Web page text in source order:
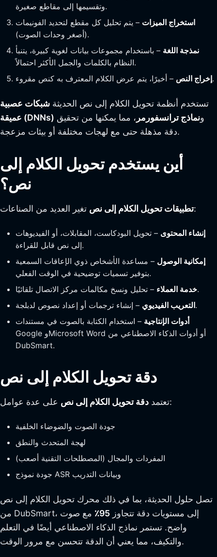
وتقسيمها إلى مقاطع صغيرة.
استخراج الميزات – يتم تحليل كل مقطع لتحديد الفونيمات
(أصغر وحدات الصوت).
نمذجة اللغة – باستخدام مجموعات بيانات لغوية كبيرة، يتنبأ
النظام بالكلمات والجمل الأكثر احتمالاً.
إخراج النص– أخيرًا، يتم عرض الكلام المعترف به كنص مقروء.
تستخدم أنظمة تحويل الكلام إلى نص الحديثة شبكات عصبية
عميقة (DNNs)
ونماذج ترانسفورمر ، مما يمكنها من تحقيق
دقة مذهلة حتى مع لهجات مختلفة أو بيئات مزعجة.
أين يستخدم تحويل الكلام إلى
نص؟
تطبيقات تحويل الكلام إلى نصتغير العديد من الصناعات:
إنشاء المحتوى – تحويل البودكاست، المقابلات، أو الفيديوهات
إلى نص قابل للقراءة.
إمكانية الوصول – مساعدة الأشخاص ذوي الإعاقات السمعية
بتوفير تسميات توضيحية في الوقت الفعلي.
خدمة العملاء– تحليل ونسخ مكالمات مركز الاتصال تلقائيًا.
التعريب الفيديوي– إنشاء ترجمات أو إعداد نصوص لدبلجة.
أدوات الإنتاجية – استخدام الكتابة بالصوت في مستندات
Google وMicrosoft Word أو أدوات الذكاء الاصطناعي من
DubSmart.
دقة تحويل الكلام إلى نص
تعتمد دقة تحويل الكلام إلى نص على عدة عوامل:
جودة الصوت والضوضاء الخلفية
لهجة المتحدث والنطق
المفردات والمجال (المصطلحات التقنية أصعب)
جودة نموذج ASR وبيانات التدريب
تصل حلول الحديثة، بما في ذلك محرك تحويل الكلام إلى نص
من DubSmart، إلى مستويات دقة تتجاوز 95٪
مع صوت
واضح. تستمر نماذج الذكاء الاصطناعي أيضًا في التعلم
والتكيف، مما يعني أن الدقة تتحسن مع مرور الوقت.